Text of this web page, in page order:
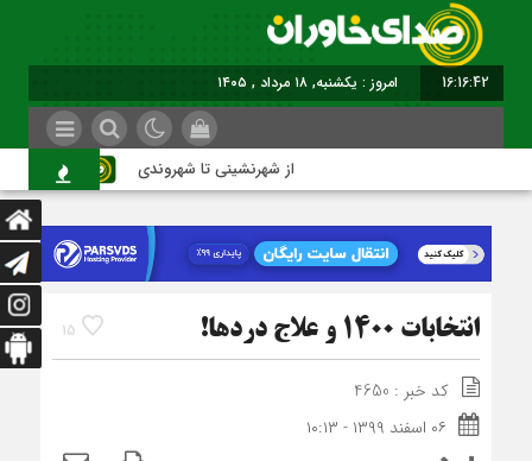
16:16:42 امروز : یکشنبه, ۱۸ مرداد , ۱۴۰۵
از شهرنشینی تا شهروندی
15 انتخابات ۱۴۰۰ و علاج دردها!
کد خبر : 4650
۰۶ اسفند ۱۳۹۹ - ۱۰:۱۳